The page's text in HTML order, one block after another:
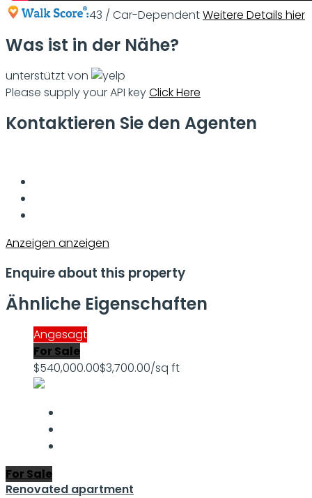
43 / Car-DependentWeitere Details hier
Was ist in der Nähe?
unterstützt von
Please supply your API keyClick Here
Kontaktieren Sie den Agenten
Anzeigen anzeigen
Enquire about this property
Ähnliche Eigenschaften
Angesagt
For Sale
$540,000.00$3,700.00/sq ft
For Sale
Renovated apartment